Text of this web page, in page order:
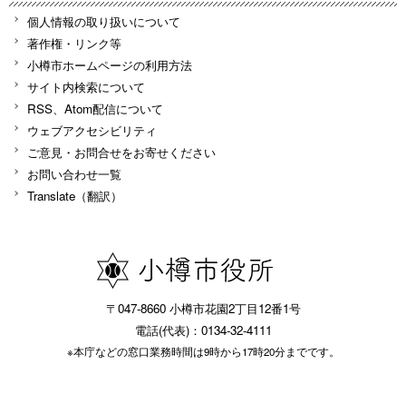
個人情報の取り扱いについて
著作権・リンク等
小樽市ホームページの利用方法
サイト内検索について
RSS、Atom配信について
ウェブアクセシビリティ
ご意見・お問合せをお寄せください
お問い合わせ一覧
Translate（翻訳）
〒047-8660 小樽市花園2丁目12番1号
電話(代表)：0134-32-4111
※本庁などの窓口業務時間は9時から17時20分までです。